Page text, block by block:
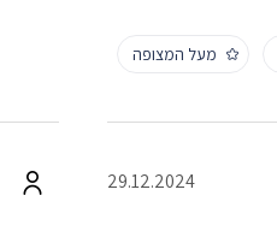
מעל המצופה
29.12.2024